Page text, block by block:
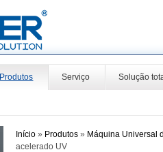
Produtos Serviço Solução
Início » Produtos» Máquina Universal
acelerado UV